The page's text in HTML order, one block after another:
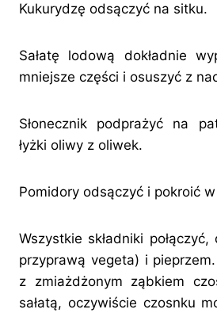
Kukurydzę odsączyć na sitku.
Sałatę lodową dokładnie
mniejsze części i osuszyć z
Słonecznik podprażyć na
łyżki oliwy z oliwek.
Pomidory odsączyć i pokroić
Wszystkie składniki
przyprawą vegeta) i
z zmiażdżonym ząbkiem
sałatą, oczywiście czosnku